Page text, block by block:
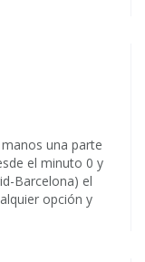
una parte
el minuto 0 y
Barcelona) el
opción y